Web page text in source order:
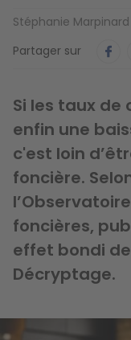
Stéphanie Marpinard
Partager sur
Si les taux
enfin une
c'est loin
foncière.
foncières,
effet bondi de
Décryptage.